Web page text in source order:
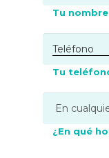
Tu nombre
Tu
¿En qué